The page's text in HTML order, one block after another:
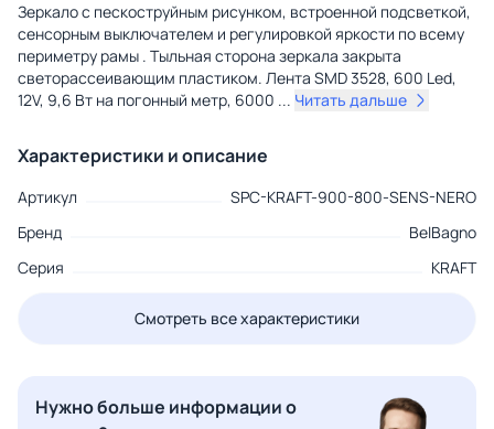
Зеркало с пескоструйным рисунком, встроенной подсветкой,
сенсорным выключателем и регулировкой яркости по всему
периметру рамы . Тыльная сторона зеркала закрыта
светорассеивающим пластиком. Лента SMD 3528, 600 Led,
12V, 9,6 Вт на погонный метр, 6000 ... Читать дальше
Характеристики и описание
Артикул
SPC-KRAFT-900-800-SENS-NERO
Бренд
BelBagno
Серия
KRAFT
Смотреть все характеристики
Нужно больше информации о